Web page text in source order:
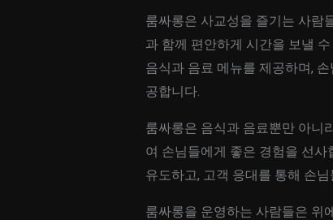
룸싸롱은 사교성을 즐기는 사람
과 함께 편안하게 시간을 보낼
음식과 음료 메뉴를 제공하며,
공합니다.
룸싸롱은 음식과 음료뿐만 아니
여 손님들에게 좋은 경험을 선
유도하고, 고객 응대를 통해 손
룸싸롱을 운영하는 사람들은 위